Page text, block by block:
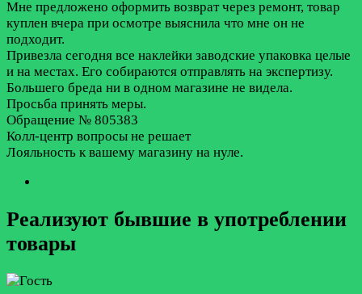
Мне предложено оформить возврат через ремонт, товар
куплен вчера при осмотре выяснила что мне он не
подходит.
Привезла сегодня все наклейки заводские упаковка целые
и на местах. Его собираются отправлять на экспертизу.
Большего бреда ни в одном магазине не видела.
Просьба принять меры.
Обращение № 805383
Колл-центр вопросы не решает
Лояльность к вашему магазину на нуле.
Реализуют бывшие в употреблении
товары